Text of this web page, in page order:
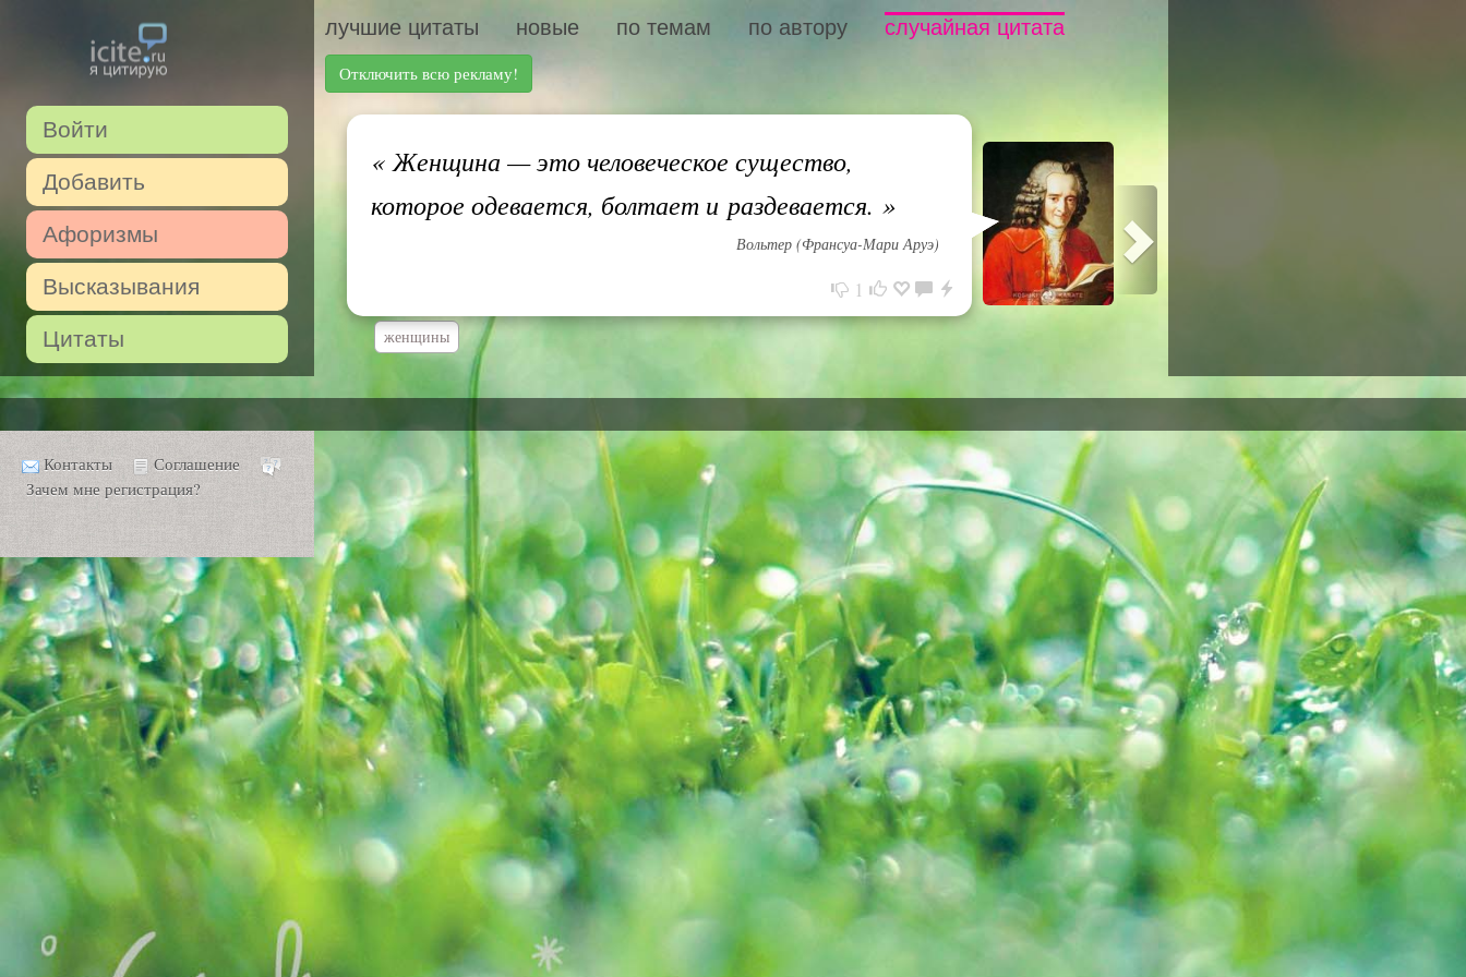
Войти
Добавить
Афоризмы
Высказывания
Цитаты
лучшие цитаты новые по темам по автору случайная цитата
Отключить всю рекламу!
«Женщина — это человеческое существо,
которое одевается, болтает и раздевается. »
Вольтер (Франсуа-Мари Аруэ)
1
женщины
Контакты
Соглашение
Зачем мне регистрация?